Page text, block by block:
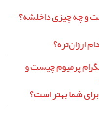
و چه چیزی داخلشه؟ -
پرمیوم چیست و
برای شما بهتر است؟